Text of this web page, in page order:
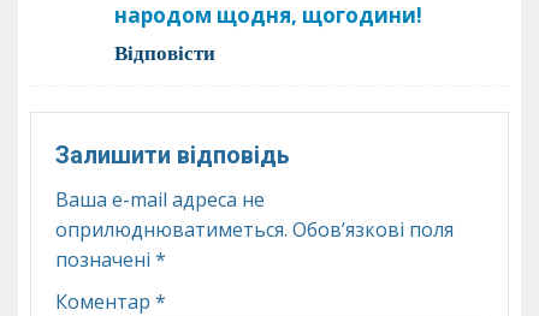
народом щодня, щогодини!
Відповіcти
Залишити відповідь
Ваша e-mail адреса не
оприлюднюватиметься. Обов’язкові поля
позначені *
Коментар *